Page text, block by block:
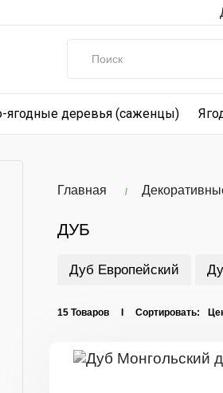
ягодные деревья (саженцы)
Главная
ДУБ
Дуб Европейский
15 Товаров I Сортировать: